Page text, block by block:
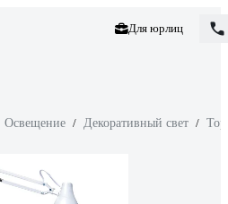
Для юрлиц
Освещение / Декоративный свет /